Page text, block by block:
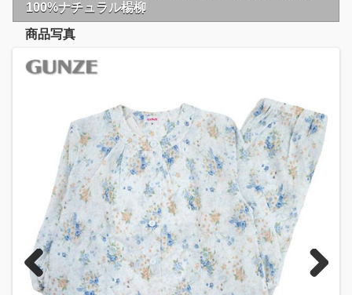
100%ナチュラル楊柳
商品写真
Previous